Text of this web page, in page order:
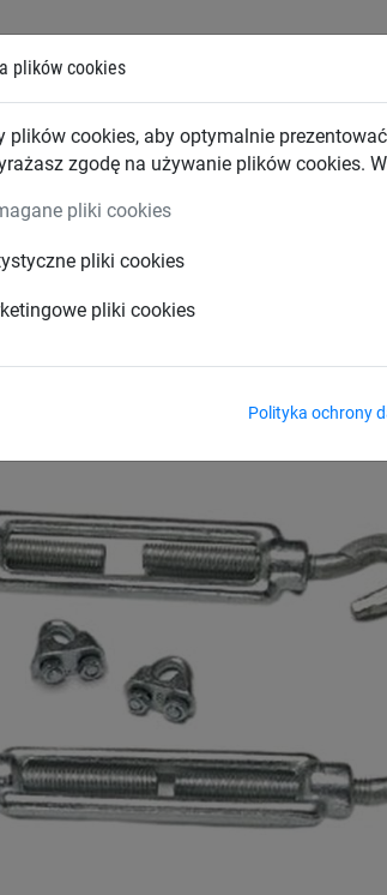
plików cookies
plików cookies, aby optymalnie
zgodę na używanie plików cookies.
pliki cookies
pliki cookies
pliki cookies
Polityka ochrony
SIATKI PRZEMYSŁOWE SIATKI
szkolne
(6 mm)